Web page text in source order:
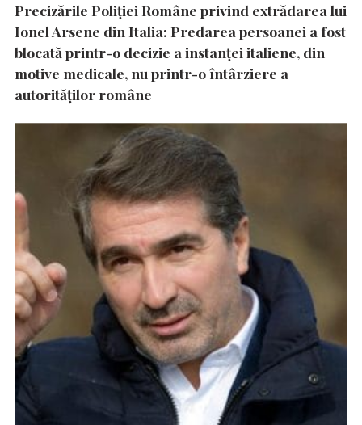
Precizările Poliţiei Române privind extrădarea lui
Ionel Arsene din Italia: Predarea persoanei a fost
blocată printr-o decizie a instanţei italiene, din
motive medicale, nu printr-o întârziere a
autorităţilor române